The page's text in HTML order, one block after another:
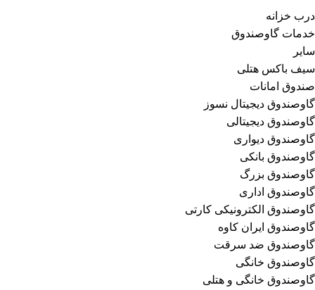
درب خزانه
خدمات گاوصندوق
سایر
سیف باکس هتلی
صندوق امانات
گاوصندوق دیجیتال نسوز
گاوصندوق دیجیتالی
گاوصندوق دیواری
گاوصندوق بانکی
گاوصندوق بزرگ
گاوصندوق اداری
گاوصندوق الکترونیکی کارتی
گاوصندوق ایران کاوه
گاوصندوق ضد سرقت
گاوصندوق خانگی
گاوصندوق خانگی و هتلی